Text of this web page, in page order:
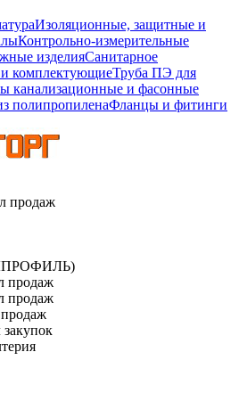
Изоляционные, защитные и
Контрольно-измерительные
изделияСанитарное
комплектующиеТруба ПЭ для
канализационные и фасонные
полипропиленаФланцы и фитинги
продаж
продаж
продаж